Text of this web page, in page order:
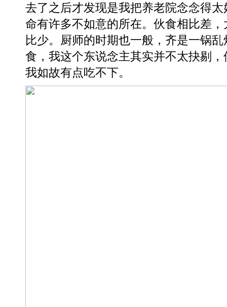
去了之后才发现是我把养老院念念得
命有许多不如意的所在。伙食相比差
比少。厨师的时期也一般，齐是一锅
食，我这个东说念主其实并不太抉剔
我如故有点吃不下。